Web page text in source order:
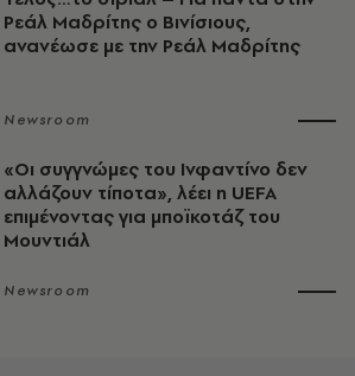
Ρεάλ Μαδρίτης ο Βινίσιους,
ανανέωσε με την Ρεάλ Μαδρίτης
Newsroom
«Οι συγγνώμες του Ινφαντίνο δεν
αλλάζουν τίποτα», λέει η UEFA
επιμένοντας για μποϊκοτάζ του
Μουντιάλ
Newsroom